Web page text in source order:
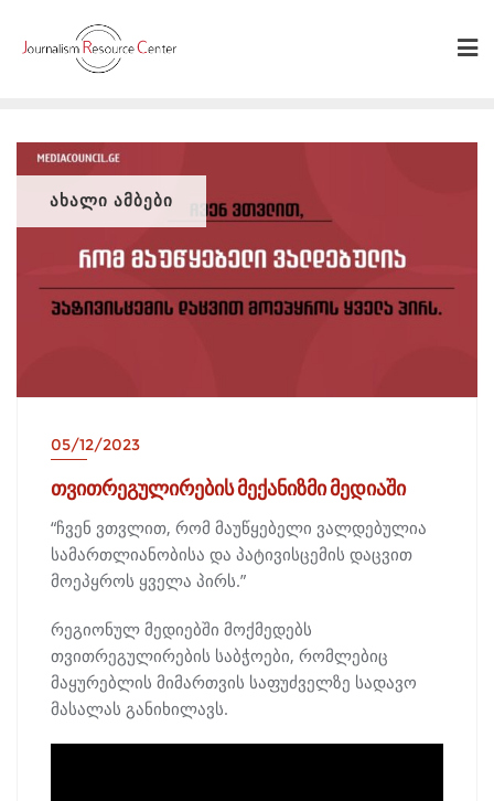
ᲐᲮᲐᲚᲘ ᲐᲛᲑᲔᲑᲘ
05/12/2023
თვითრეგულირების მექანიზმი მედიაში
“ჩვენ ვთვლით, რომ მაუწყებელი ვალდებულია
სამართლიანობისა და პატივისცემის დაცვით
მოეპყროს ყველა პირს.”
რეგიონულ მედიებში მოქმედებს
თვითრეგულირების საბჭოები, რომლებიც
მაყურებლის მიმართვის საფუძველზე სადავო
მასალას განიხილავს.